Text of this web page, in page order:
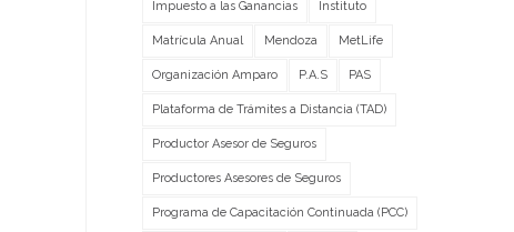
Impuesto a las Ganancias Instituto
Matrícula Anual Mendoza MetLife
Organización Amparo P.A.S PAS
Plataforma de Trámites a Distancia (TAD)
Productor Asesor de Seguros
Productores Asesores de Seguros
Programa de Capacitación Continuada (PCC)